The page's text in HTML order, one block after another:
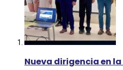
Nueva dirigencia en